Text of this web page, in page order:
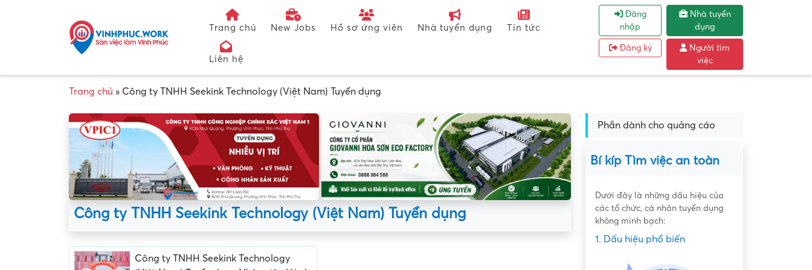
Trang chủ New Jobs Hồ sơ ứng viên Nhà tuyển dụng Tin tức
Liên hệ
Đăng
nhập
Đăng ký
Nhà tuyển
dụng
Người tìm
việc
Trang chủ » Công ty TNHH Seekink Technology (Việt Nam) Tuyển dụng
Công ty TNHH Seekink Technology (Việt Nam) Tuyển dụng
Công ty TNHH Seekink Technology
Phần dành cho quảng cáo
Bí kíp Tìm việc an toàn
Dưới đây là những dấu hiệu của
các tổ chức, cá nhân tuyển dụng
không minh bạch:
1. Dấu hiệu phổ biến